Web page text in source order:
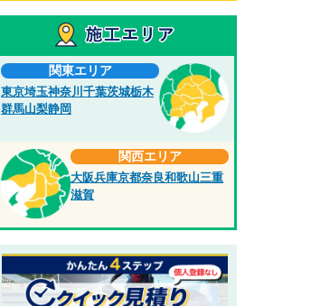
関東エリア
東京埼玉神奈川 千葉茨城栃木
群馬山梨静岡
関西エリア
大阪兵庫京都奈良和歌山三重
滋賀